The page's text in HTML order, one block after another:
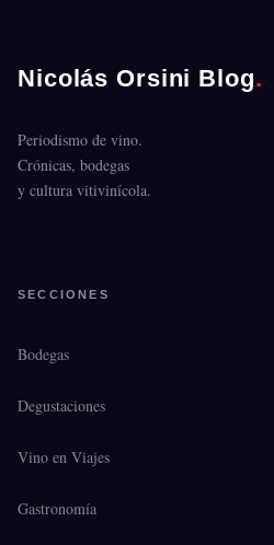
Nicolás Orsini Blog.
Periodismo de vino.
Crónicas, bodegas
y cultura vitivinícola.
SECCIONES
Bodegas
Degustaciones
Vino en Viajes
Gastronomía